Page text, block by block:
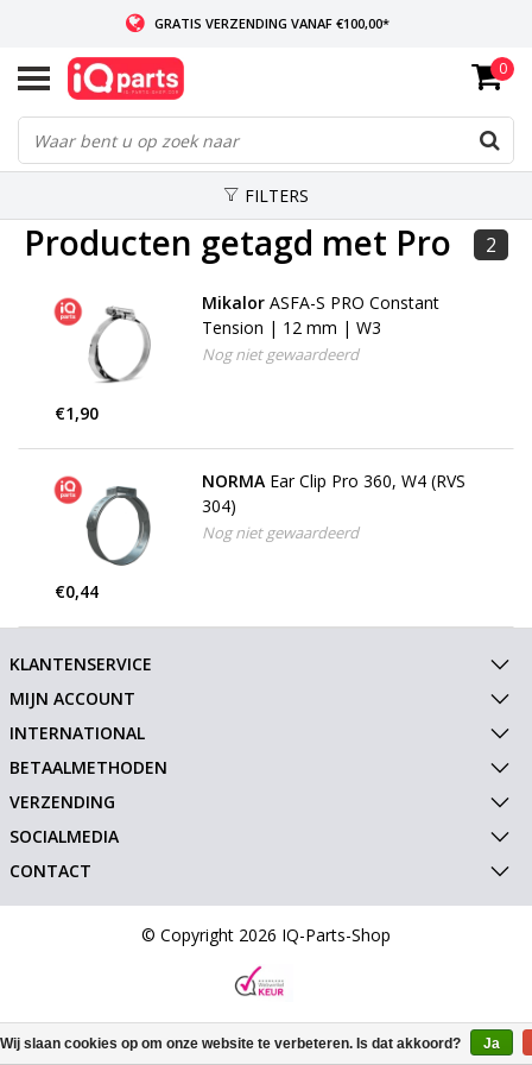
GRATIS VERZENDING VANAF €100,00*
INDIEN VOORRADIG: VOOR 14:00 BESTELD, ZELFDE DAG VERZONDEN
WERELDWIJDE LEVERING
0
FILTERS
Producten getagd met Pro 2
Mikalor ASFA-S PRO Constant
Tension | 12 mm | W3
Nog niet gewaardeerd
€1,90
NORMA Ear Clip Pro 360, W4 (RVS
304)
Nog niet gewaardeerd
€0,44
KLANTENSERVICE
MIJN ACCOUNT
INTERNATIONAL
BETAALMETHODEN
VERZENDING
SOCIALMEDIA
CONTACT
© Copyright 2026 IQ-Parts-Shop
Wij slaan cookies op om onze website te verbeteren. Is dat akkoord? Ja